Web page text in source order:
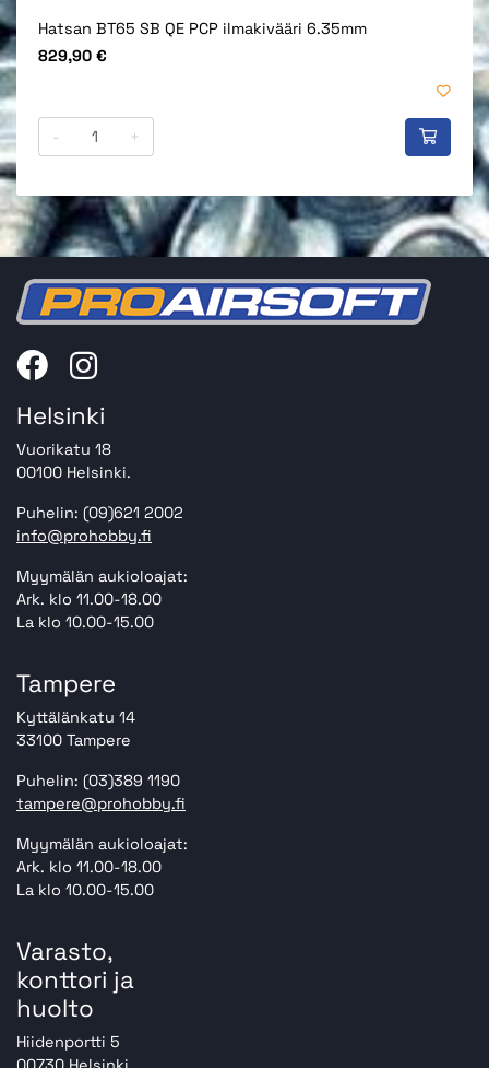
Hatsan BT65 SB QE PCP ilmakivääri 6.35mm
Hinta
829,90 €
- +
Helsinki
Vuorikatu 18
00100 Helsinki.
Puhelin: (09)621 2002
info@prohobby.fi
Myymälän aukioloajat:
Ark. klo 11.00-18.00
La klo 10.00-15.00
Tampere
Kyttälänkatu 14
33100 Tampere
Puhelin: (03)389 1190
tampere@prohobby.fi
Myymälän aukioloajat:
Ark. klo 11.00-18.00
La klo 10.00-15.00
Varasto,
konttori ja
huolto
Hiidenportti 5